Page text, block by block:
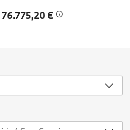
76.775,20 €